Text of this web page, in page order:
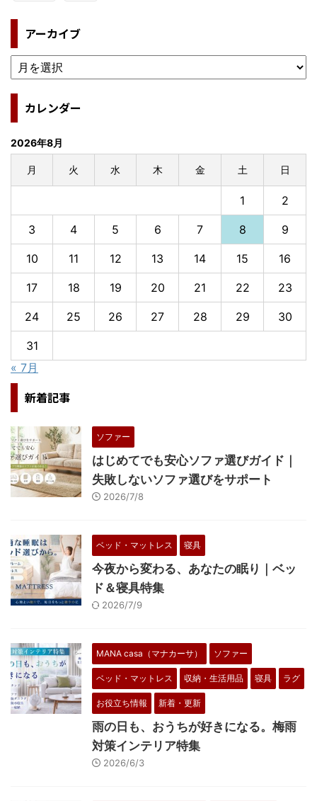
アーカイブ
カレンダー
2026年8月
月 火 水 木 金 土 日
1 2
3 4 5 6 7 8 9
10 11 12 13 14 15 16
17 18 19 20 21 22 23
24 25 26 27 28 29 30
31
« 7月
新着記事
ソファー
はじめてでも安心ソファ選びガイド｜
失敗しないソファ選びをサポート
2026/7/8
ベッド・マットレス 寝具
今夜から変わる、あなたの眠り｜ベッ
ド＆寝具特集
2026/7/9
MANA casa（マナカーサ） ソファー
ベッド・マットレス 収納・生活用品 寝具 ラグ
お役立ち情報 新着・更新
雨の日も、おうちが好きになる。梅雨
対策インテリア特集
2026/6/3